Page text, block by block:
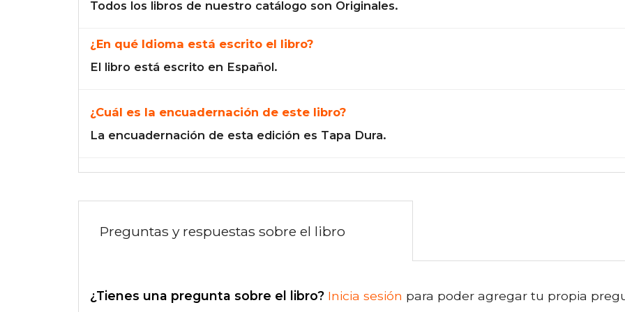
Todos los libros de nuestro catálogo son Originales.
¿En qué Idioma está escrito el libro?
El libro está escrito en Español.
¿Cuál es la encuadernación de este libro?
La encuadernación de esta edición es Tapa Dura.
Preguntas y respuestas sobre el libro
¿Tienes una pregunta sobre el libro? Inicia sesión para poder agregar tu propia